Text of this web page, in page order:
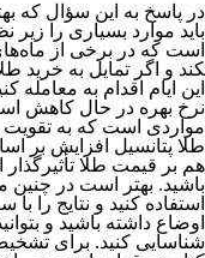
در پاسخ به این سؤال که
باید موارد بسیاری را
کند و اگر تمایل به خرید
این ایام اقدام به
نرخ بهره در حال کاهش
مواردی است که به تقویت
طلا پتانسیل افزایش بر
هم بر قیمت طلا تأثیرگذار
باشید. بهتر است در چنین
استفاده کنید و نتایج را
اوضاع داشته باشید و
شناسایی کنید. برای